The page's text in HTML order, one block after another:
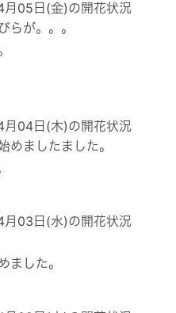
らが。。。
めましたました。
ました。